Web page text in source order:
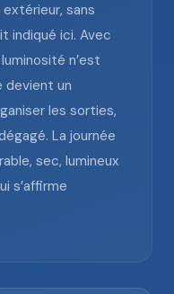
sans
indiqué ici. Avec
n’est
devient un
les sorties,
La journée
sec, lumineux
s’affirme